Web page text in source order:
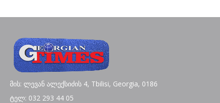
მის: ლევან ალექსიძის 4, Tbilisi, Georgia, 0186
ტელ: 032 293 44 05